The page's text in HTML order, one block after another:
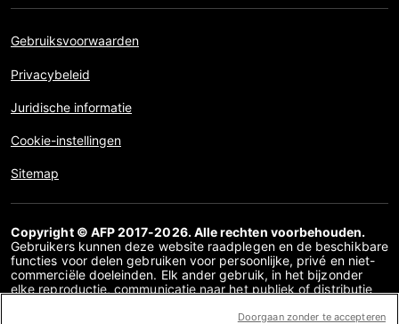
Gebruiksvoorwaarden
Privacybeleid
Juridische informatie
Cookie-instellingen
Sitemap
Copyright © AFP 2017-2026. Alle rechten voorbehouden.
Gebruikers kunnen deze website raadplegen en de beschikbare
functies voor delen gebruiken voor persoonlijke, privé en niet-
commerciële doeleinden. Elk ander gebruik, in het bijzonder
elke reproductie, communicatie naar het publiek of distributie
enig ander doel en/of op enige andere manier, zonder dat een
Doorgaan zonder te accepteren